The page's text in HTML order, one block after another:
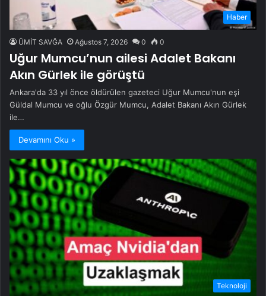
Haber
ÜMİT SAVĞA Ağustos 7, 2026 0 0
Uğur Mumcu’nun ailesi Adalet Bakanı
Akın Gürlek ile görüştü
Ankara'da 33 yıl önce öldürülen gazeteci Uğur Mumcu'nun eşi
Güldal Mumcu ve oğlu Özgür Mumcu, Adalet Bakanı Akın Gürlek
ile…
Devamını Oku »
Teknoloji